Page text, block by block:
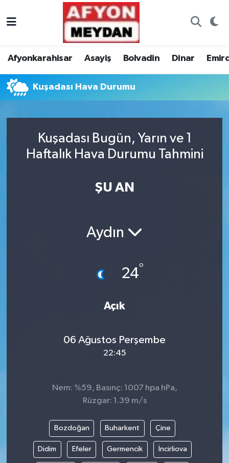
Afyonkarahisar Asayiş Bolvadin Dinar
Kuşadası Hava Durumu
Kuşadası Bugün, Yarın ve 1
Haftalık Hava Durumu Tahmini
ŞU AN
Aydın
24°
Açık
06 Ağustos Perşembe
22:45
Nem: %59, Basınç: 1007 hpa hPa,
Rüzgar: 1.39 m/s
Bozdoğan Buharkent Çine
Didim Efeler Germencik İncirliova
Nöbetçi Eczaneler
Trafik Durumu
Süper Lig Puan Durumu ve Fikstür
Tüm Manşetler